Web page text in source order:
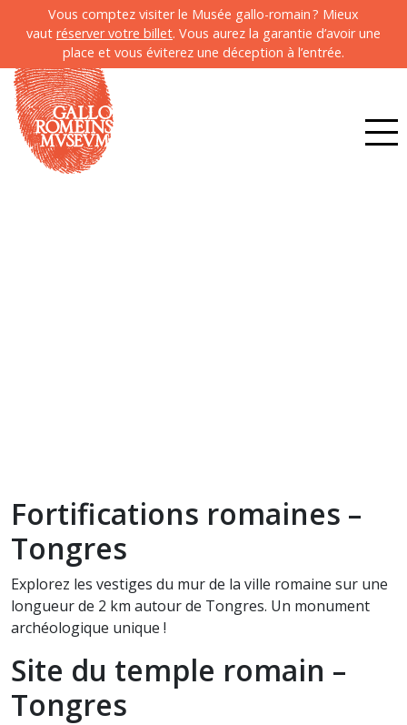
Vous comptez visiter le Musée gallo-romain ? Mieux
vaut réserver votre billet. Vous aurez la garantie d’avoir une
place et vous éviterez une déception à l’entrée.
Fortifications romaines –
Tongres
Explorez les vestiges du mur de la ville romaine sur une
longueur de 2 km autour de Tongres. Un monument
archéologique unique !
Site du temple romain –
Tongres